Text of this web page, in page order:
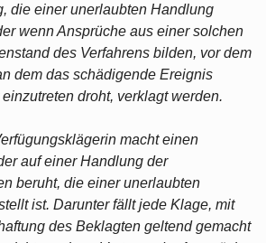
die einer unerlaubten Handlung
wenn Ansprüche aus einer solchen
des Verfahrens bilden, vor dem
dem das schädigende Ereignis
droht, verklagt werden.
macht einen
auf einer Handlung der
beruht, die einer unerlaubten
ist. Darunter fällt jede Klage, mit
des Beklagten geltend gemacht